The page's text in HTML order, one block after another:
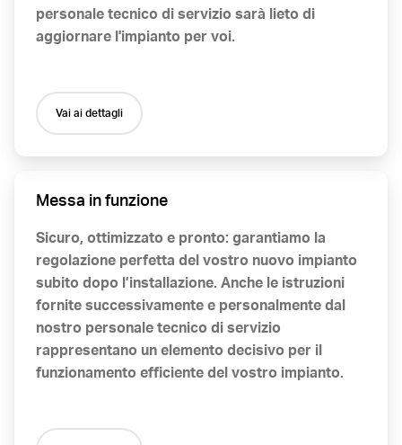
personale tecnico di servizio sarà lieto di
aggiornare l'impianto per voi.
Vai ai dettagli
Messa in funzione
Sicuro, ottimizzato e pronto: garantiamo la
regolazione perfetta del vostro nuovo impianto
subito dopo l’installazione. Anche le istruzioni
fornite successivamente e personalmente dal
nostro personale tecnico di servizio
rappresentano un elemento decisivo per il
funzionamento efficiente del vostro impianto.